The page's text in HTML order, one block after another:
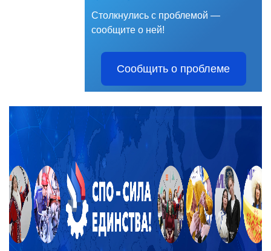
Столкнулись с проблемой —
сообщите о ней!
Сообщить о проблеме